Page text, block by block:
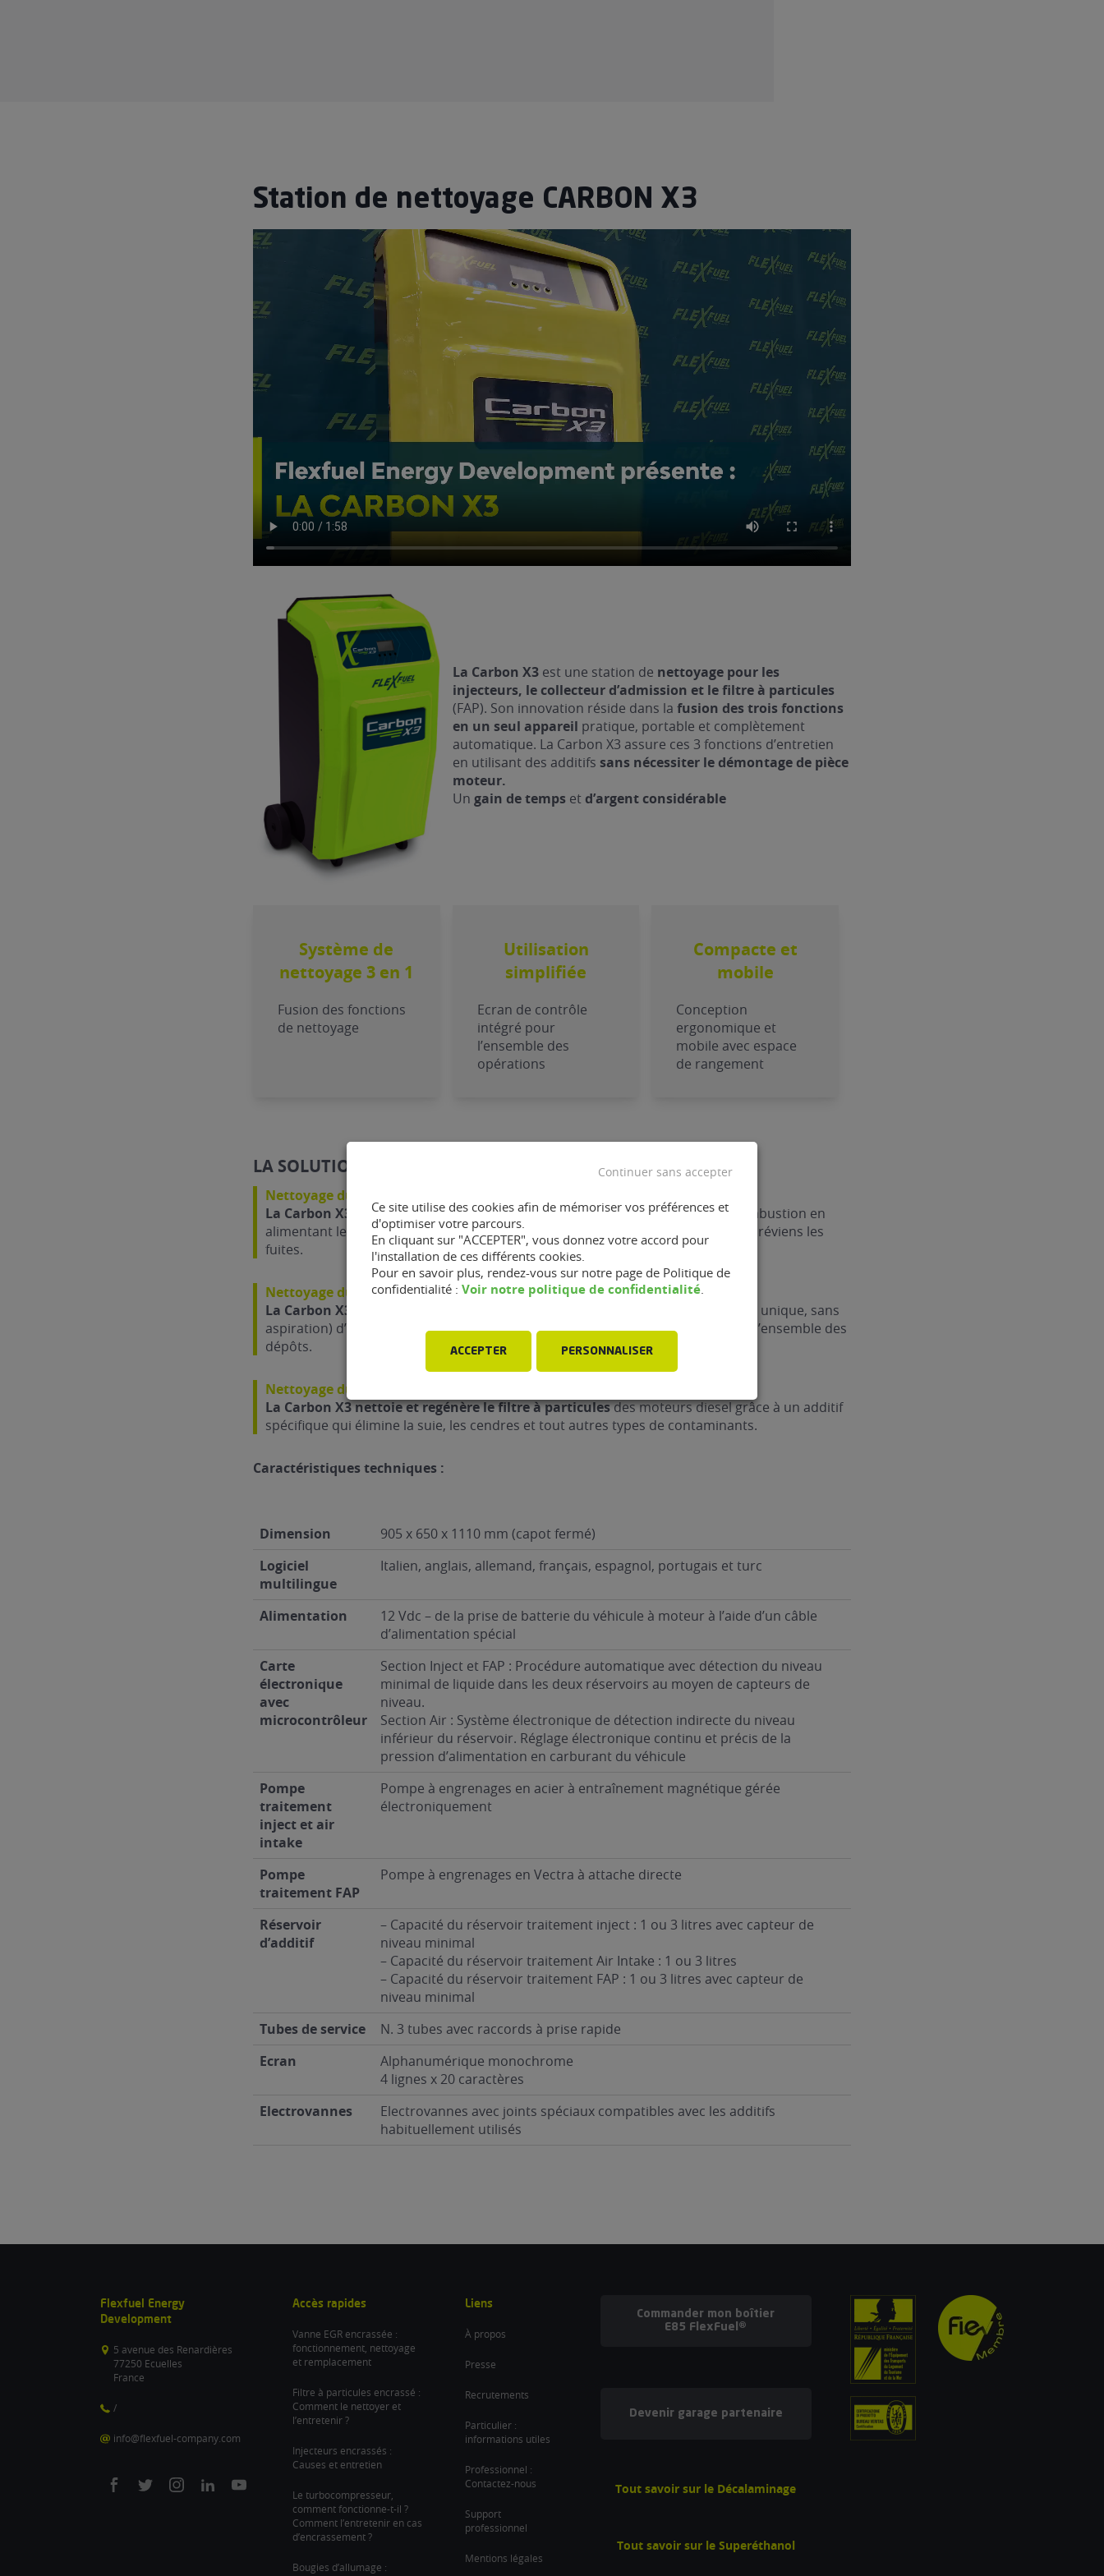
Station de nettoyage CARBON X3
La Carbon X3est une station de nettoyage pour les
injecteurs, le collecteur d’admission et le filtre à particules
(FAP). Son innovation réside dans la fusion des trois fonctions
en un seul appareil pratique, portable et complètement
automatique. La Carbon X3 assure ces 3 fonctions d’entretien
en utilisant des additifs sans nécessiter le démontage de pièce
moteur.
Un gain de temps et d’argent considérable
Système de
nettoyage 3 en 1
Fusion des fonctions
de nettoyage
Utilisation
simplifiée
Ecran de contrôle
intégré pour
l’ensemble des
opérations
Compacte et
mobile
Conception
ergonomique et
mobile avec espace
de rangement
LA SOLUTION 3 EN 1
Nettoyage du système d’injection
La Carbon X3 nettoie le système d’injectiondes dépôts et des résidus de combustion en
alimentant le véhicule avec des additifs spécifiques. Cela évite les grippages et préviens les
fuites.
Nettoyage du système d’admission d’air
La Carbon X3 nettoie le collecteur d’admission
par pulvérisation (technologie unique, sans
aspiration) d’un additif
directement dans la prise d’air du véhicule
, éliminant l’ensemble des
dépôts.
Nettoyage du FAP
La Carbon X3 nettoie et regénère le filtre à particulesdes moteurs diesel grâce à un additif
spécifique qui élimine la suie, les cendres et tout autres types de contaminants.
Caractéristiques techniques :
Dimension
905 x 650 x 1110 mm (capot fermé)
Logiciel
multilingue
Italien, anglais, allemand, français, espagnol, portugais et turc
Alimentation
12 Vdc – de la prise de batterie du véhicule à moteur à l’aide d’un câble
d’alimentation spécial
Carte
électronique
avec
microcontrôleur
Section Inject et FAP : Procédure automatique avec détection du niveau
minimal de liquide dans les deux réservoirs au moyen de capteurs de
niveau.
Section Air : Système électronique de détection indirecte du niveau
inférieur du réservoir. Réglage électronique continu et précis de la
pression d’alimentation en carburant du véhicule
Pompe
traitement
inject et air
intake
Pompe à engrenages en acier à entraînement magnétique gérée
électroniquement
Pompe
traitement FAP
Pompe à engrenages en Vectra à attache directe
Réservoir
d’additif
– Capacité du réservoir traitement inject : 1 ou 3 litres avec capteur de
niveau minimal
– Capacité du réservoir traitement Air Intake : 1 ou 3 litres
– Capacité du réservoir traitement FAP : 1 ou 3 litres avec capteur de
niveau minimal
Tubes de service
N. 3 tubes avec raccords à prise rapide
Ecran
Alphanumérique monochrome
4 lignes x 20 caractères
Electrovannes
Electrovannes avec joints spéciaux compatibles avec les additifs
habituellement utilisés
Flexfuel Energy
Development
5 avenue des Renardières
77250 Ecuelles
France
/
info@flexfuel-company.com
On
On
On
On
On
Accès rapides
Vanne EGR encrassée :
fonctionnement, nettoyage
et remplacement
Filtre à particules encrassé :
Comment le nettoyer et
l’entretenir ?
Injecteurs encrassés :
Causes et entretien
Le turbocompresseur,
comment fonctionne-t-il ?
Comment l’entretenir en cas
d’encrassement ?
Bougies d’allumage :
Liens
À propos
Presse
Recrutements
Particulier :
informations utiles
Professionnel :
Contactez-nous
Support
professionnel
Mentions légales
Commander mon boîtier
E85 FlexFuel®
Devenir garage partenaire
Tout savoir sur le Décalaminage
Tout savoir sur le Superéthanol
Ce site utilise des cookies afin de mémoriser vos préférences et
d'optimiser votre parcours.
En cliquant sur "ACCEPTER", vous donnez votre accord pour
l'installation de ces différents cookies.
Pour en savoir plus, rendez-vous sur notre page de Politique de
confidentialité : Voir notre politique de confidentialité
ACCEPTER PERSONNALISER
Continuer sans accepter